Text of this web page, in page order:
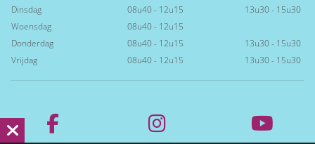
Dinsdag
08u40 - 12u15
13u30 - 15u30
Woensdag
08u40 - 12u15
Donderdag
08u40 - 12u15
13u30 - 15u30
Vrijdag
08u40 - 12u15 13u30 - 15u30